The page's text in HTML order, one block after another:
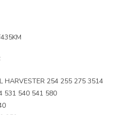
HARVESTER 254 255 275 3514
531 540 541 580